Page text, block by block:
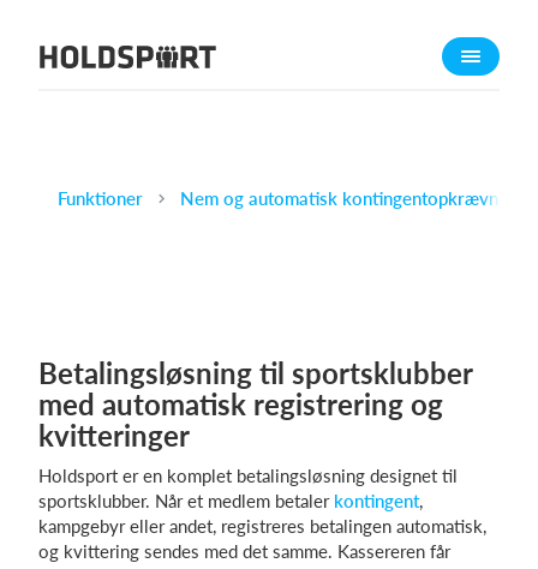
Om Holdsport
Hjemmeside
Webshop
Billetsystem
Hvad koster det?
Funktioner Nem og automatisk kontingentopkrævning
Betalingsløsning til sportsklubber
med automatisk registrering og
kvitteringer
Holdsport er en komplet betalingsløsning designet til
sportsklubber. Når et medlem betaler kontingent,
kampgebyr eller andet, registreres betalingen automatisk,
og kvittering sendes med det samme. Kassereren får